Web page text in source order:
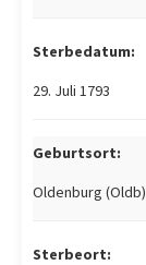
Sterbedatum:
29. Juli 1793
Geburtsort:
Oldenburg (Oldb)
Sterbeort: